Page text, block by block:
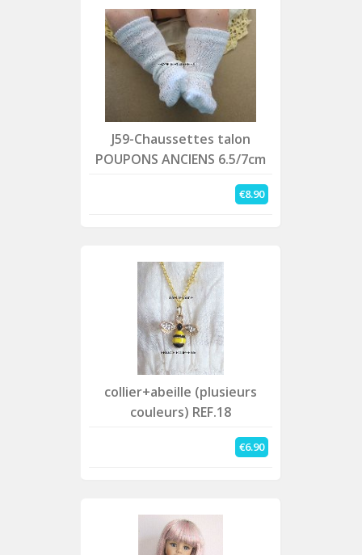
J59-Chaussettes talon
POUPONS ANCIENS 6.5/7cm
€8.90
collier+abeille (plusieurs
couleurs) REF.18
€6.90